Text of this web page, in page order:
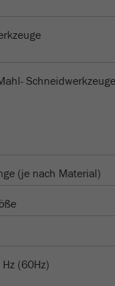
Schneidwerkzeuge
(je nach Material)
(60Hz)